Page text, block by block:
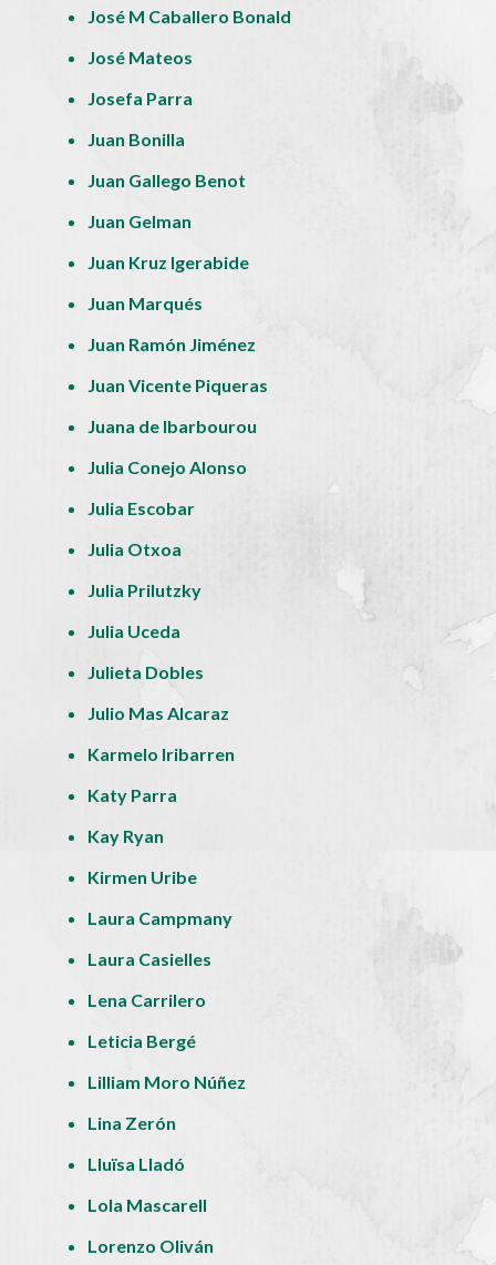
José M Caballero Bonald
José Mateos
Josefa Parra
Juan Bonilla
Juan Gallego Benot
Juan Gelman
Juan Kruz Igerabide
Juan Marqués
Juan Ramón Jiménez
Juan Vicente Piqueras
Juana de Ibarbourou
Julia Conejo Alonso
Julia Escobar
Julia Otxoa
Julia Prilutzky
Julia Uceda
Julieta Dobles
Julio Mas Alcaraz
Karmelo Iribarren
Katy Parra
Kay Ryan
Kirmen Uribe
Laura Campmany
Laura Casielles
Lena Carrilero
Leticia Bergé
Lilliam Moro Núñez
Lina Zerón
Lluïsa Lladó
Lola Mascarell
Lorenzo Oliván